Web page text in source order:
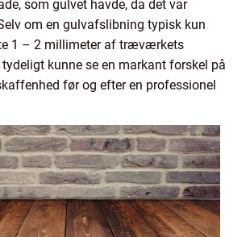
som gulvet havde, da det var
om en gulvafslibning typisk kun
1 – 2 millimeter af træværkets
kunne se en markant forskel på
før og efter en professionel